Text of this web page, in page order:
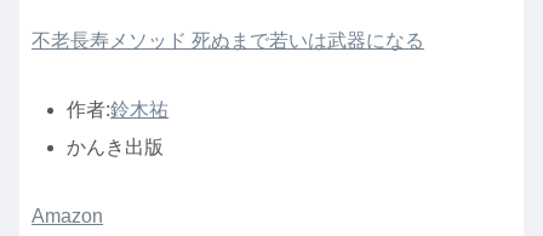
不老長寿メソッド 死ぬまで若いは武器になる
作者:鈴木祐
かんき出版
Amazon